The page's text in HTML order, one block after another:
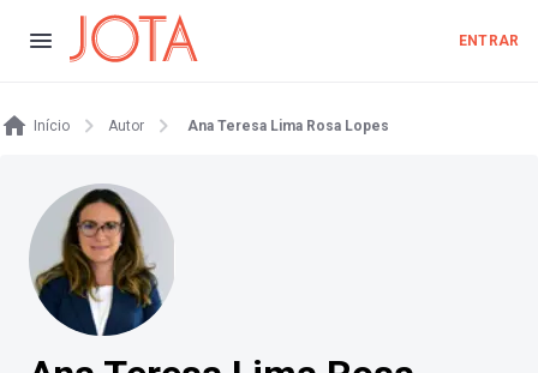
ENTRAR
Início Autor Ana Teresa Lima Rosa Lopes